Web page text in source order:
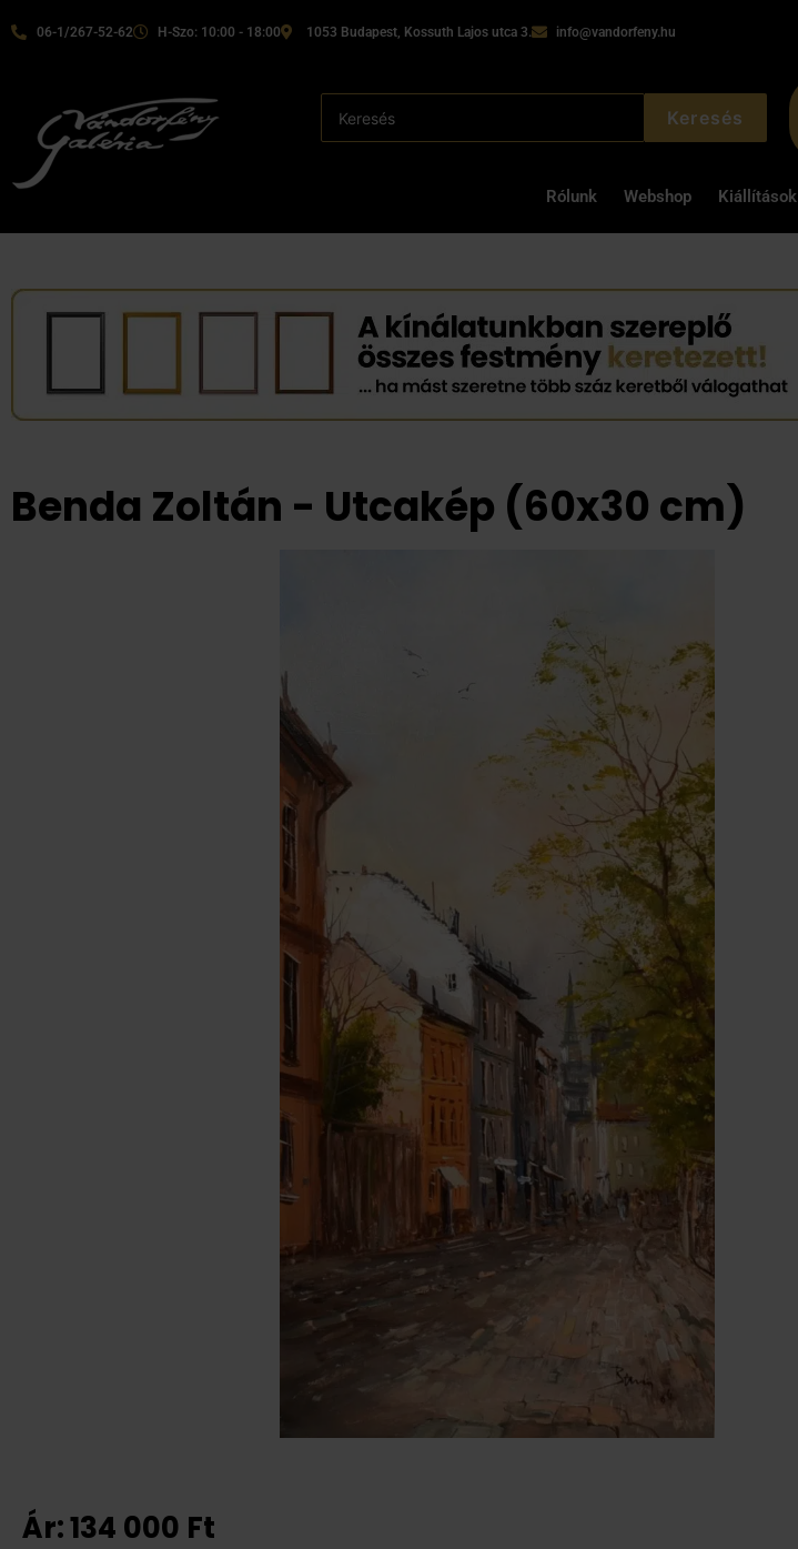
06-1/267-52-62 H-Szo: 10:00 - 18:00 1053 Budapest, Kossuth Lajos utca 3. info@vandorfeny.hu
Keresés
Rólunk Webshop Kiállítások
Benda Zoltán - Utcakép (60x30 cm)
Ár:134 000 Ft